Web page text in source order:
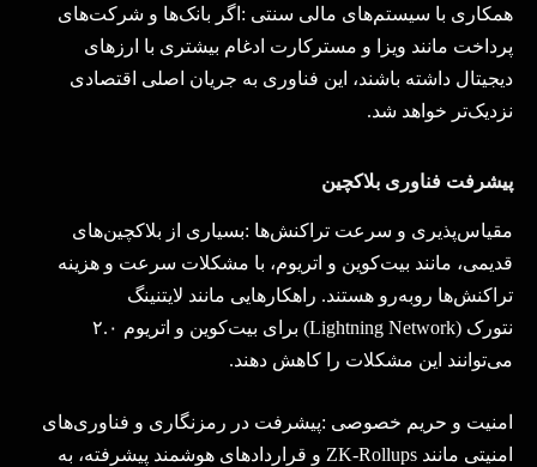
همکاری با سیستم‌های مالی سنتی : اگر بانک‌ها و شرکت‌های
پرداخت مانند ویزا و مسترکارت ادغام بیشتری با ارزهای
دیجیتال داشته باشند، این فناوری به جریان اصلی اقتصادی
نزدیک‌تر خواهد شد.
پیشرفت فناوری بلاکچین
مقیاس‌پذیری و سرعت تراکنش‌ها :بسیاری از بلاکچین‌های
قدیمی، مانند بیت‌کوین و اتریوم، با مشکلات سرعت و هزینه
تراکنش‌ها روبه‌رو هستند. راهکارهایی مانند لایتنینگ
نتورک (Lightning Network) برای بیت‌کوین و اتریوم ۲.۰
می‌توانند این مشکلات را کاهش دهند.
امنیت و حریم خصوصی :پیشرفت در رمزنگاری و فناوری‌های
امنیتی مانند ZK-Rollups و قراردادهای هوشمند پیشرفته، به